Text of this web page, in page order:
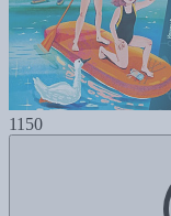
1150